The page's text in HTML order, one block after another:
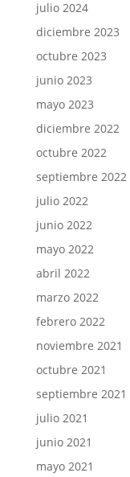
julio 2024
diciembre 2023
octubre 2023
junio 2023
mayo 2023
diciembre 2022
octubre 2022
septiembre 2022
julio 2022
junio 2022
mayo 2022
abril 2022
marzo 2022
febrero 2022
noviembre 2021
octubre 2021
septiembre 2021
julio 2021
junio 2021
mayo 2021